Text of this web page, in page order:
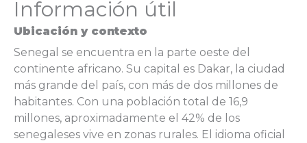
Información útil
Ubicación y contexto
Senegal se encuentra en la parte oeste del
continente africano. Su capital es Dakar, la ciudad
más grande del país, con más de dos millones de
habitantes. Con una población total de 16,9
millones, aproximadamente el 42% de los
senegaleses vive en zonas rurales. El idioma oficial